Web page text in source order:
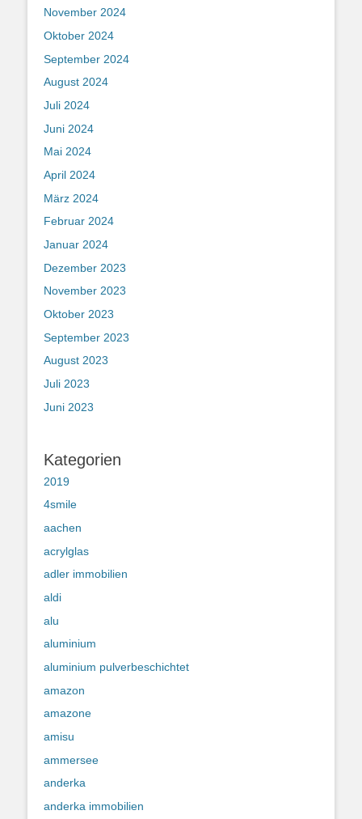
November 2024
Oktober 2024
September 2024
August 2024
Juli 2024
Juni 2024
Mai 2024
April 2024
März 2024
Februar 2024
Januar 2024
Dezember 2023
November 2023
Oktober 2023
September 2023
August 2023
Juli 2023
Juni 2023
Kategorien
2019
4smile
aachen
acrylglas
adler immobilien
aldi
alu
aluminium
aluminium pulverbeschichtet
amazon
amazone
amisu
ammersee
anderka
anderka immobilien